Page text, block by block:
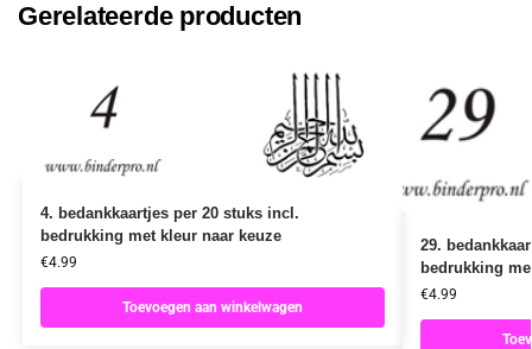
Gerelateerde producten
4. bedankkaartjes per 20 stuks incl.
bedrukking met kleur naar keuze
€4.99
Toevoegen aan winkelwagen
29.
bedrukking
€4.99